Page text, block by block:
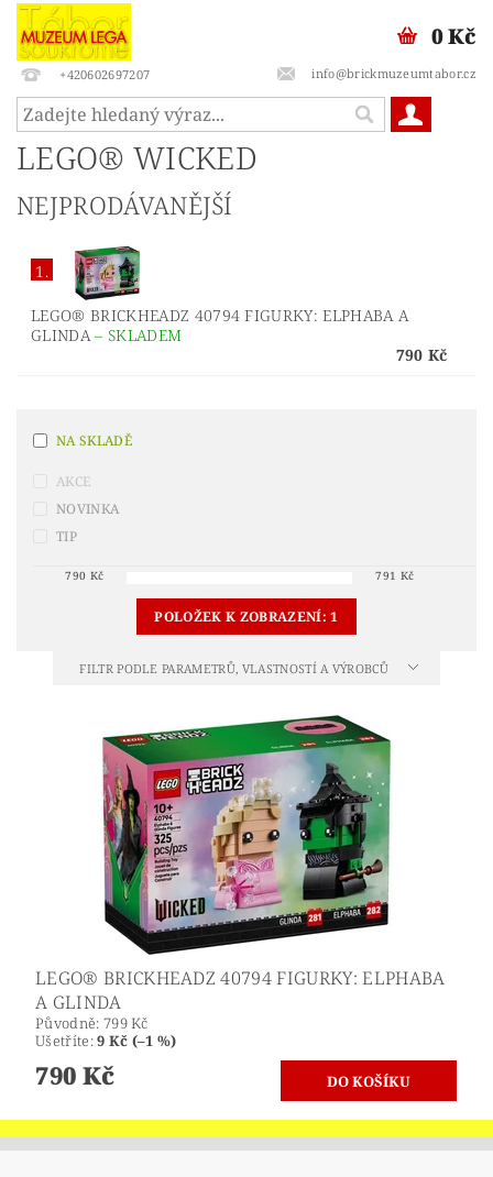
+420602697207 info@brickmuzeumtabor.cz
0 Kč
LEGO® WICKED
NEJPRODÁVANĚJŠÍ
1.
LEGO® BRICKHEADZ 40794 FIGURKY: ELPHABA A
GLINDA– SKLADEM
790 Kč
NA SKLADĚ
AKCE
NOVINKA
TIP
790 Kč 791 Kč
POLOŽEK K ZOBRAZENÍ:1
FILTR PODLE PARAMETRŮ, VLASTNOSTÍ A VÝROBCŮ
LEGO® BRICKHEADZ 40794 FIGURKY: ELPHABA
A GLINDA
Původně: 799 Kč
Ušetříte:9 Kč (–1 %)
790 Kč